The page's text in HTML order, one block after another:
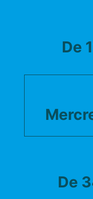
De
De